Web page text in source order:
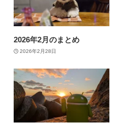
2026年2月のまとめ
2026年2月28日